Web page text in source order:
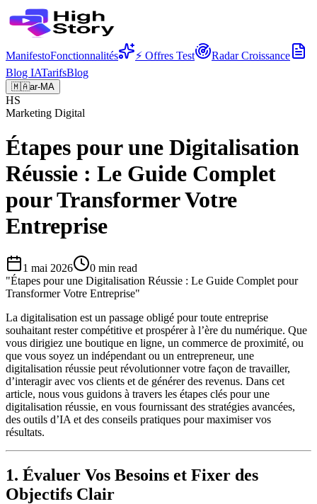
ManifestoFonctionnalités ⚡ Offres Test
Radar Croissance
Blog IATarifsBlog
🇲🇦ar-MA
HS
Marketing Digital
Étapes pour une Digitalisation
Réussie : Le Guide Complet
pour Transformer Votre
Entreprise
1 mai 2026 0 min read
"Étapes pour une Digitalisation Réussie : Le Guide Complet pour
Transformer Votre Entreprise"
La digitalisation est un passage obligé pour toute entreprise
souhaitant rester compétitive et prospérer à l’ère du numérique. Que
vous dirigiez une boutique en ligne, un commerce de proximité, ou
que vous soyez un indépendant ou un entrepreneur, une
digitalisation réussie peut révolutionner votre façon de travailler,
d’interagir avec vos clients et de générer des revenus. Dans cet
article, nous vous guidons à travers les étapes clés pour une
digitalisation réussie, en vous fournissant des stratégies avancées,
des outils d’IA et des conseils pratiques pour maximiser vos
résultats.
1. Évaluer Vos Besoins et Fixer des
Objectifs Clair